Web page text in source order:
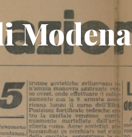
Modena